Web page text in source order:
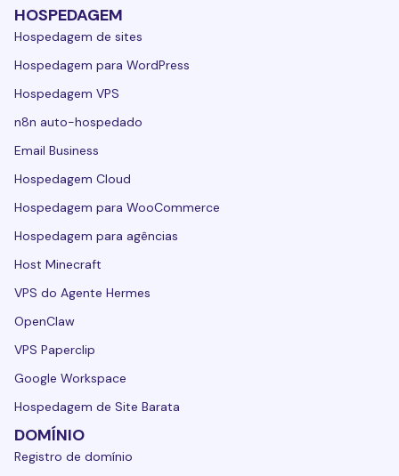
HOSPEDAGEM
Hospedagem de sites
Hospedagem para WordPress
Hospedagem VPS
n8n auto-hospedado
Email Business
Hospedagem Cloud
Hospedagem para WooCommerce
Hospedagem para agências
Host Minecraft
VPS do Agente Hermes
OpenClaw
VPS Paperclip
Google Workspace
Hospedagem de Site Barata
DOMÍNIO
Registro de domínio